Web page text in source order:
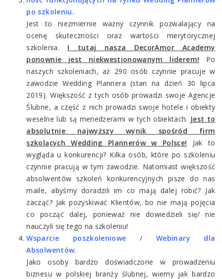
po szkoleniu.
Jest to niezmiernie ważny czynnik pozwalający na
ocenę skuteczności oraz wartości merytorycznej
szkolenia. I tutaj nasza DecorAmor Academy
ponownie jest niekwestionowanym liderem! Po
naszych szkoleniach, aż 290 osób czynnie pracuje w
zawodzie Wedding Plannera (stan na dzień 30 lipca
2019). Większość z tych osób prowadzi swoje Agencje
Ślubne, a część z nich prowadzi swoje hotele i obiekty
weselne lub są menedżerami w tych obiektach. Jest to
absolutnie najwyższy wynik spośród firm
szkolących Wedding Plannerów w Polsce! Jak to
wygląda u konkurencji? Kilka osób, które po szkoleniu
czynnie pracują w tym zawodzie. Natomiast większość
absolwentów szkoleń konkurencyjnych pisze do nas
maile, abyśmy doradzili im co mają dalej robić? Jak
zacząć? Jak pozyskiwać Klientów, bo nie mają pojęcia
co począć dalej, ponieważ nie dowiedzieli się/ nie
nauczyli się tego na szkoleniu!
Wsparcie poszkoleniowe / Webinary dla
Absolwentów.
Jako osoby bardzo doświadczone w prowadzeniu
biznesu w polskiej branży ślubnej, wiemy jak bardzo